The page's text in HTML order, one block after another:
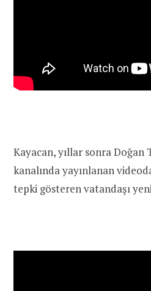
Kayacan, yıllar sonra Doğan
kanalında yayınlanan
tepki gösteren vatandaşı